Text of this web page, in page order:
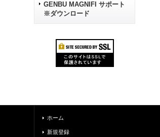
GENBU MAGNIFI サポート
※ダウンロード
ホーム
新規登録